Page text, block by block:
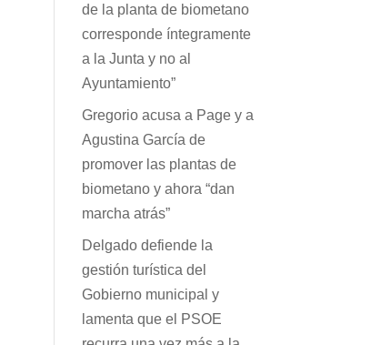
de la planta de biometano
corresponde íntegramente
a la Junta y no al
Ayuntamiento”
Gregorio acusa a Page y a
Agustina García de
promover las plantas de
biometano y ahora “dan
marcha atrás”
Delgado defiende la
gestión turística del
Gobierno municipal y
lamenta que el PSOE